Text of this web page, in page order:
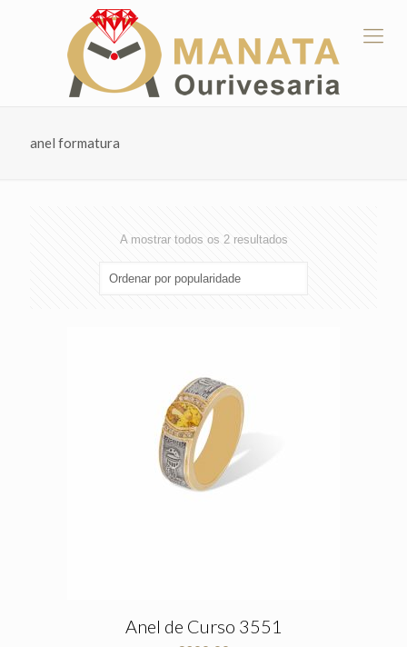
anel formatura
A mostrar todos os 2 resultadosOrdenado
Anel de Curso 3551